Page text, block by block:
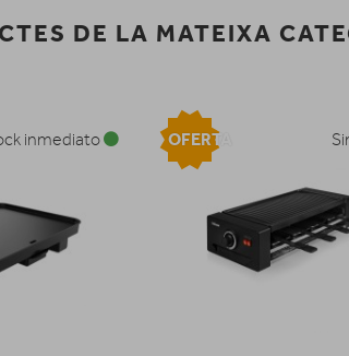
DE LA MATEIXA
inmediato OFERTA